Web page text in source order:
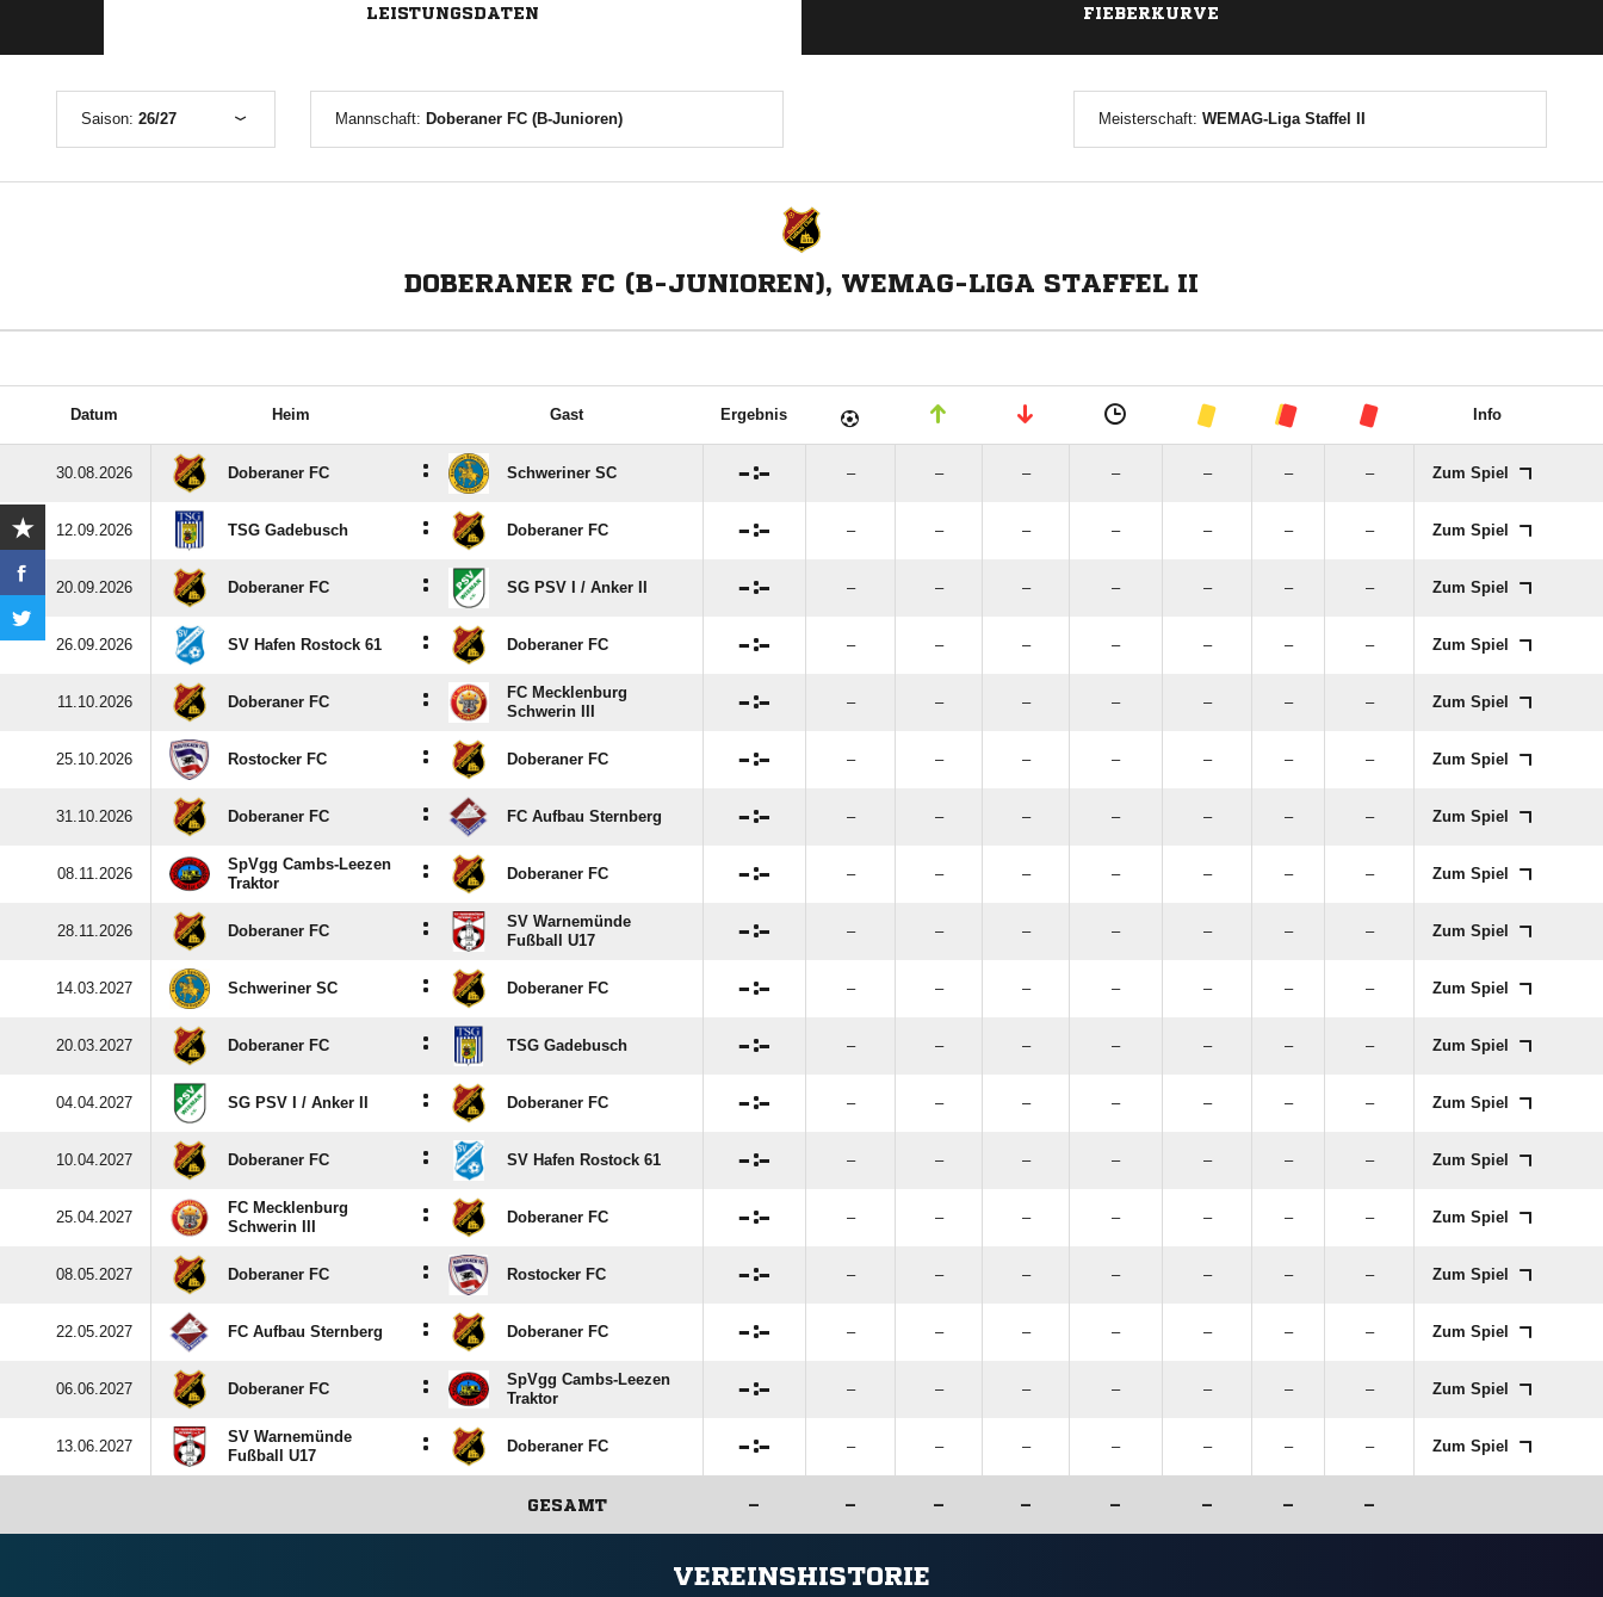
LEISTUNGSDATEN FIEBERKURVE
Saison: 26/27 Mannschaft: Doberaner FC (B-Junioren) Meisterschaft: WEMAG-Liga Staffel II
DOBERANER FC (B-JUNIOREN), WEMAG-LIGA STAFFEL II
Datum Heim Gast Ergebnis Info
30.08.2026 Doberaner FC : Schweriner SC : – – – – – – – Zum Spiel
12.09.2026 TSG Gadebusch : Doberaner FC : – – – – – – – Zum Spiel
20.09.2026 Doberaner FC : SG PSV I /​ Anker II : – – – – – – – Zum Spiel
26.09.2026 SV Hafen Rostock 61 : Doberaner FC : – – – – – – – Zum Spiel
11.10.2026 Doberaner FC :
FC Mecklenburg
Schwerin III
: – – – – – – – Zum Spiel
25.10.2026 Rostocker FC : Doberaner FC : – – – – – – – Zum Spiel
31.10.2026 Doberaner FC : FC Aufbau Sternberg : – – – – – – – Zum Spiel
08.11.2026
SpVgg Cambs-Leezen
Traktor
: Doberaner FC : – – – – – – – Zum Spiel
28.11.2026 Doberaner FC :
SV Warnemünde
Fußball U17
: – – – – – – – Zum Spiel
14.03.2027 Schweriner SC : Doberaner FC : – – – – – – – Zum Spiel
20.03.2027 Doberaner FC : TSG Gadebusch : – – – – – – – Zum Spiel
04.04.2027 SG PSV I /​ Anker II : Doberaner FC : – – – – – – – Zum Spiel
10.04.2027 Doberaner FC : SV Hafen Rostock 61 : – – – – – – – Zum Spiel
25.04.2027
FC Mecklenburg
Schwerin III
: Doberaner FC : – – – – – – – Zum Spiel
08.05.2027 Doberaner FC : Rostocker FC : – – – – – – – Zum Spiel
22.05.2027 FC Aufbau Sternberg : Doberaner FC : – – – – – – – Zum Spiel
06.06.2027 Doberaner FC :
SpVgg Cambs-Leezen
Traktor
: – – – – – – – Zum Spiel
13.06.2027
SV Warnemünde
Fußball U17
: Doberaner FC : – – – – – – – Zum Spiel
GESAMT – – – – – – – –
VEREINSHISTORIE